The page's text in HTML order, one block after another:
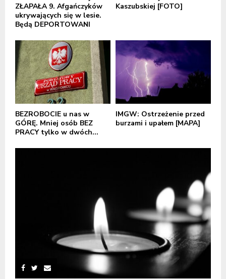
ZŁAPAŁA 9. Afgańczyków
ukrywających się w lesie.
Będą DEPORTOWANI
Kaszubskiej [FOTO]
BEZROBOCIE u nas w
GÓRĘ. Mniej osób BEZ
PRACY tylko w dwóch...
IMGW: Ostrzeżenie przed
burzami i upałem [MAPA]